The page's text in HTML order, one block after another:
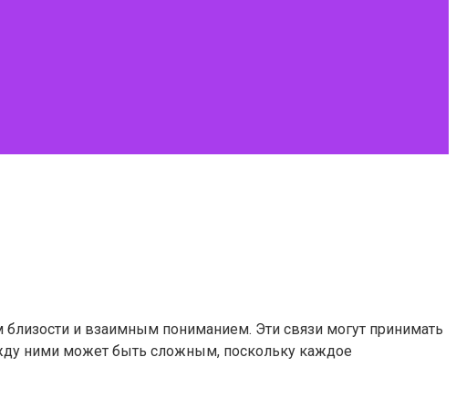
и взаимным пониманием. Эти связи могут принимать
ними может быть сложным, поскольку каждое